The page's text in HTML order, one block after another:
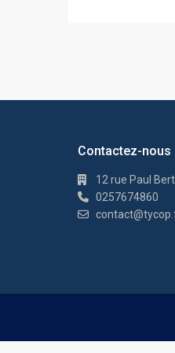
Contactez-nous
12 rue Paul
0257674860